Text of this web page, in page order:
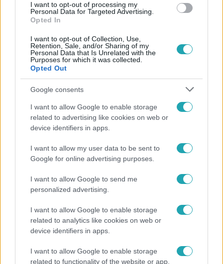
I want to opt-out of processing my
Personal Data for Targeted Advertising.
Opted In
I want to opt-out of Collection, Use,
Retention, Sale, and/or Sharing of my
Personal Data that Is Unrelated with the
Purposes for which it was collected.
Opted Out
Google consents
I want to allow Google to enable storage
related to advertising like cookies on web or
device identifiers in apps.
I want to allow my user data to be sent to
Google for online advertising purposes.
I want to allow Google to send me
personalized advertising.
I want to allow Google to enable storage
related to analytics like cookies on web or
device identifiers in apps.
I want to allow Google to enable storage
related to functionality of the website or app.
Népszerű
Életmód
Ez a nyári lábbeli észrevétlenül nyírja ki a
bokádat és a gerincedet